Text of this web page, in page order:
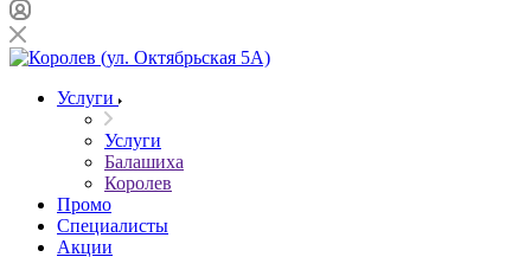
Услуги
Услуги
Балашиха
Королев
Промо
Специалисты
Акции